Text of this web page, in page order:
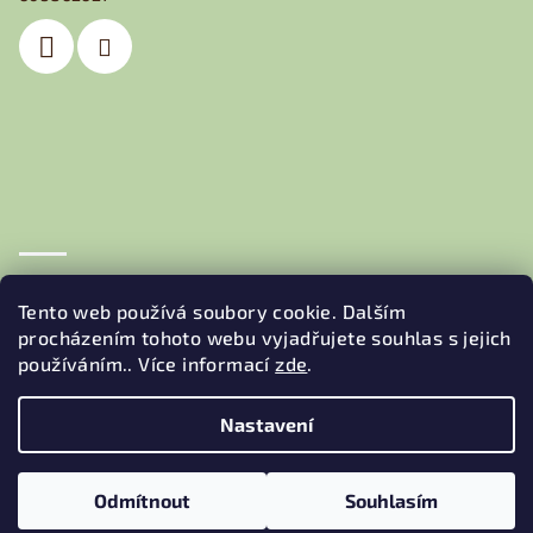
Tento web používá soubory cookie. Dalším
procházením tohoto webu vyjadřujete souhlas s jejich
používáním.. Více informacízde.
Nastavení
Odmítnout Souhlasím
Obchodní podmínky
Podmínky ochrany osobních údajů
JEDNA BEDNA
Vytvořil Shoptet